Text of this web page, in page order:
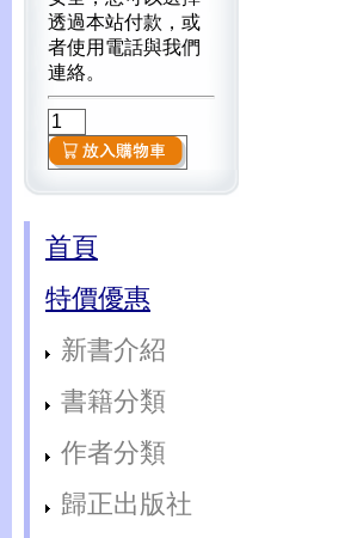
透過本站付款，或
者使用電話與我們
連絡。
首頁
特價優惠
新書介紹
書籍分類
作者分類
歸正出版社